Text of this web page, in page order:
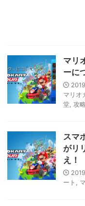
マリ
ーに
マリオ
堂 攻略
スマ
がリ
え！
ート